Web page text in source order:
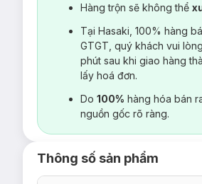
Hàng trộn sẽ không thể
Tại Hasaki, 100% hàng
GTGT, quý khách vui
phút sau khi giao hàng
lấy hoá đơn.
Do 100% hàng hóa bán
nguồn gốc rõ ràng.
Thông số sản phẩm